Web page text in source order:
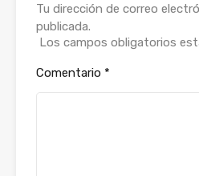
Tu dirección de correo
publicada.
Los campos obligatorios
Comentario *